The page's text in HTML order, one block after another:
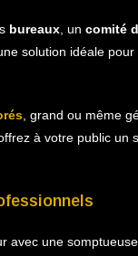
bureaux , un comité
solution idéale pour
, grand ou même
à votre public un
avec une